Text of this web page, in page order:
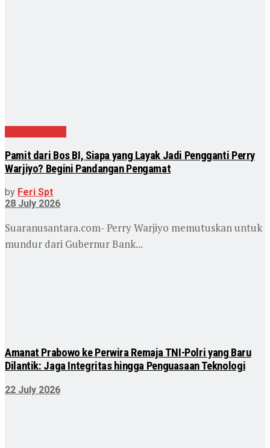
Pamit dari Bos BI, Siapa yang Layak Jadi Pengganti Perry
Warjiyo? Begini Pandangan Pengamat
by Feri Spt
28 July 2026
Suaranusantara.com- Perry Warjiyo memutuskan untuk
mundur dari Gubernur Bank...
Amanat Prabowo ke Perwira Remaja TNI-Polri yang Baru
Dilantik: Jaga Integritas hingga Penguasaan Teknologi
22 July 2026